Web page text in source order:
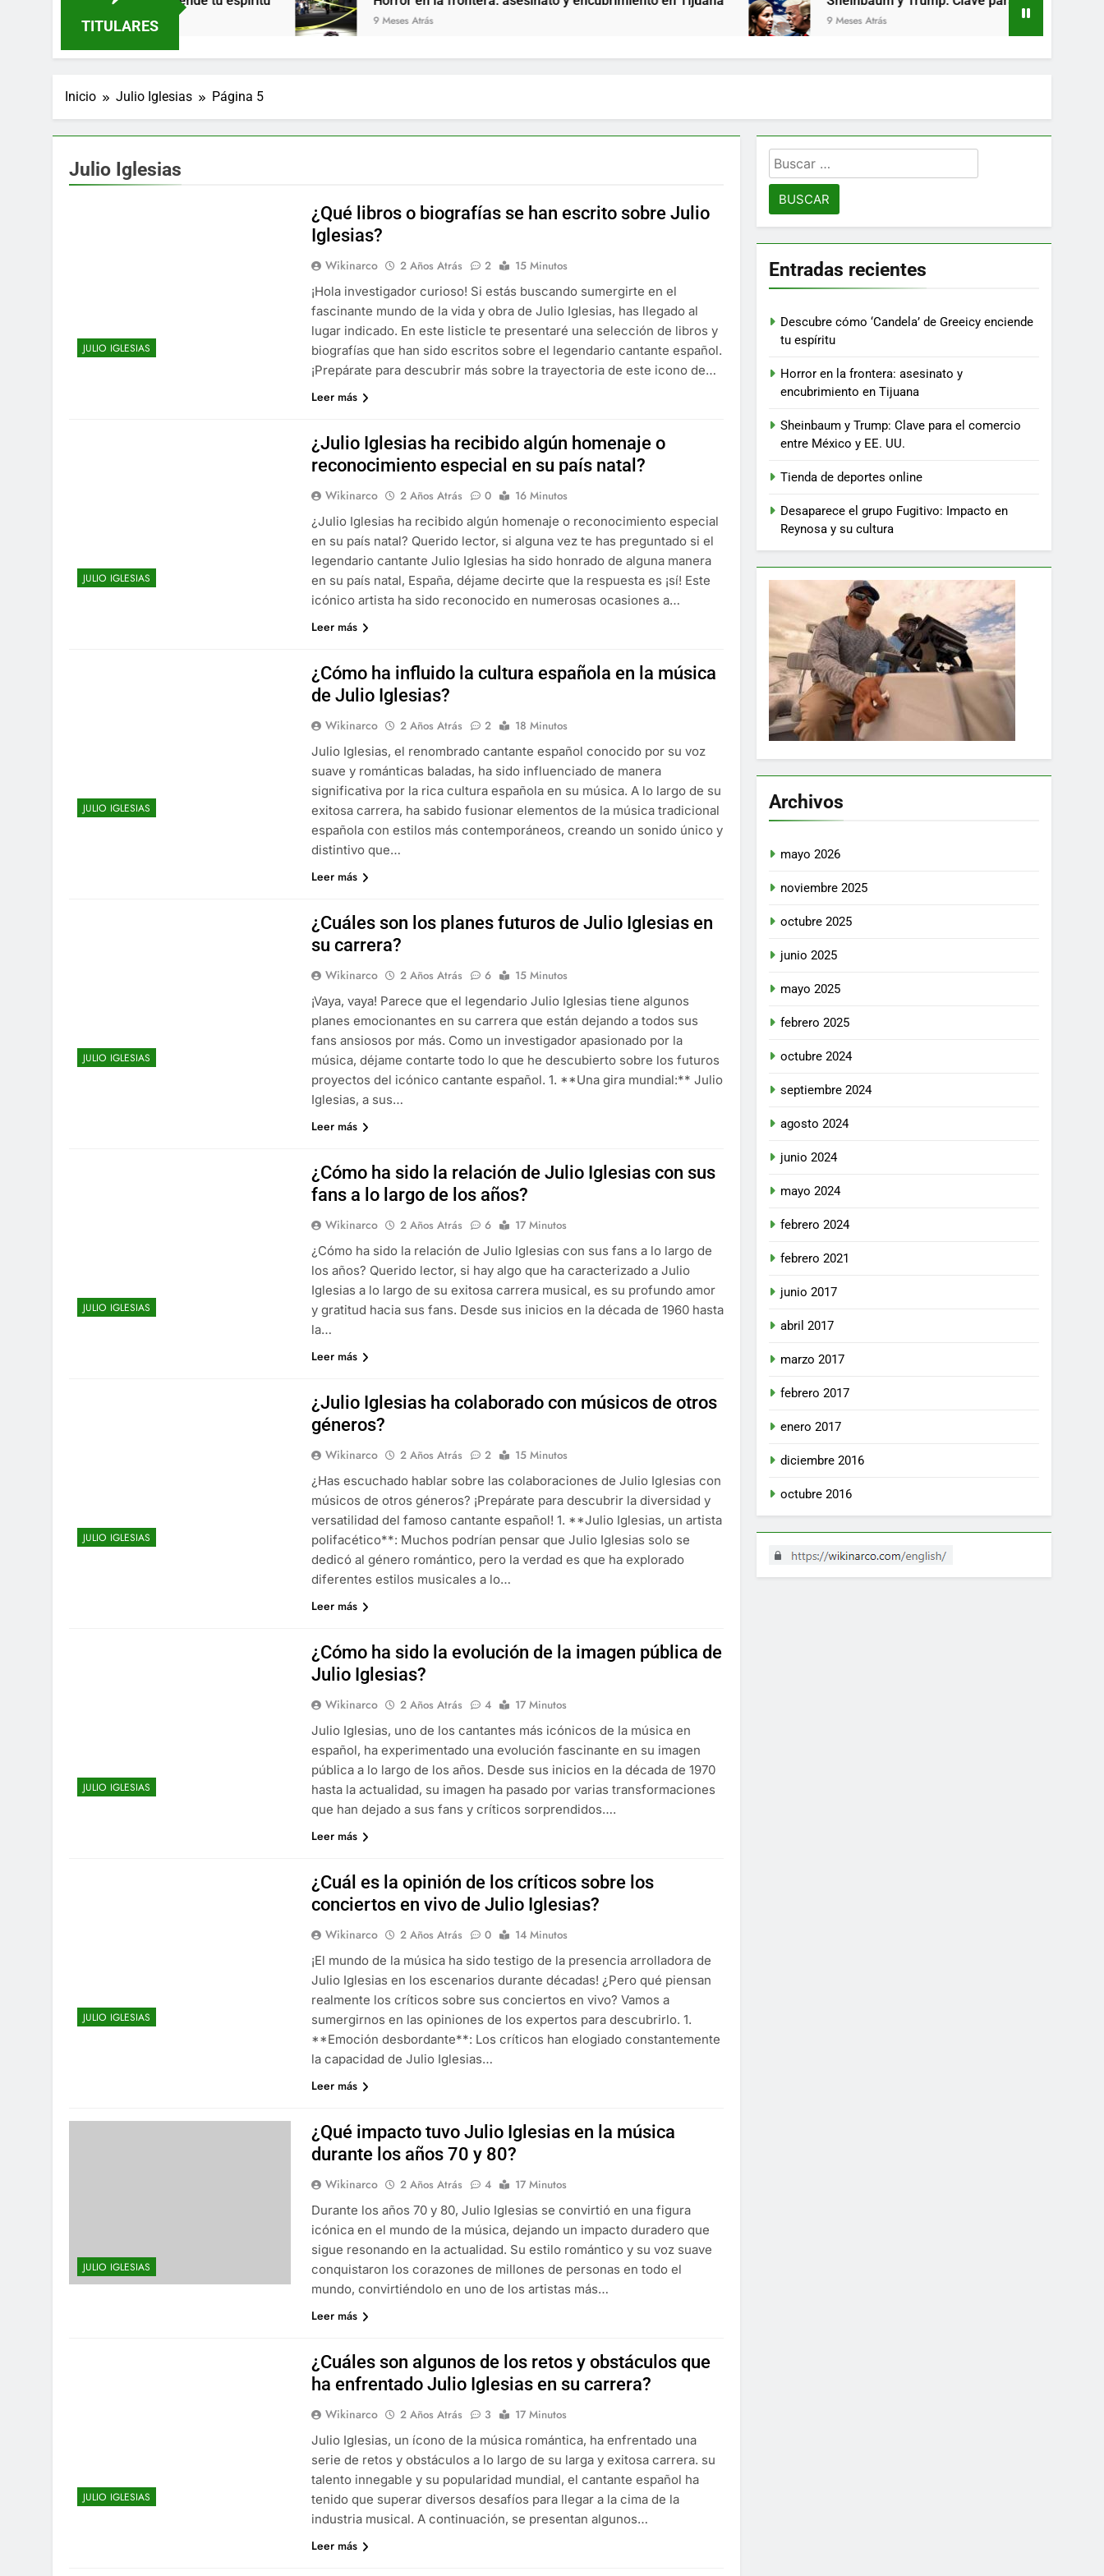
TITULARES 9 Meses Atrás 9 Meses Atrás
Inicio Julio Iglesias Página 5
Julio Iglesias
JULIO IGLESIAS
¿Qué libros o biografías se han escrito sobre Julio
Iglesias?
Wikinarco 2 Años Atrás 2
15 Minutos
¡Hola investigador curioso! Si estás buscando sumergirte en el
fascinante mundo de la vida y obra de Julio Iglesias, has llegado al
lugar indicado. En este listicle te presentaré una selección de libros y
biografías que han sido escritos sobre el legendario cantante español.
¡Prepárate para descubrir más sobre la trayectoria de este icono de…
Leer más
JULIO IGLESIAS
¿Julio Iglesias ha recibido algún homenaje o
reconocimiento especial en su país natal?
Wikinarco 2 Años Atrás 0
16 Minutos
¿Julio Iglesias ha recibido algún homenaje o reconocimiento especial
en su país natal? Querido lector, si alguna vez te has preguntado si el
legendario cantante Julio Iglesias ha sido honrado de alguna manera
en su país natal, España, déjame decirte que la respuesta es ¡sí! Este
icónico artista ha sido reconocido en numerosas ocasiones a…
Leer más
JULIO IGLESIAS
¿Cómo ha influido la cultura española en la música
de Julio Iglesias?
Wikinarco 2 Años Atrás 2
18 Minutos
Julio Iglesias, el renombrado cantante español conocido por su voz
suave y románticas baladas, ha sido influenciado de manera
significativa por la rica cultura española en su música. A lo largo de su
exitosa carrera, ha sabido fusionar elementos de la música tradicional
española con estilos más contemporáneos, creando un sonido único y
distintivo que…
Leer más
JULIO IGLESIAS
¿Cuáles son los planes futuros de Julio Iglesias en
su carrera?
Wikinarco 2 Años Atrás 6
15 Minutos
¡Vaya, vaya! Parece que el legendario Julio Iglesias tiene algunos
planes emocionantes en su carrera que están dejando a todos sus
fans ansiosos por más. Como un investigador apasionado por la
música, déjame contarte todo lo que he descubierto sobre los futuros
proyectos del icónico cantante español. 1. **Una gira mundial:** Julio
Iglesias, a sus…
Leer más
JULIO IGLESIAS
¿Cómo ha sido la relación de Julio Iglesias con sus
fans a lo largo de los años?
Wikinarco 2 Años Atrás 6
17 Minutos
¿Cómo ha sido la relación de Julio Iglesias con sus fans a lo largo de
los años? Querido lector, si hay algo que ha caracterizado a Julio
Iglesias a lo largo de su exitosa carrera musical, es su profundo amor
y gratitud hacia sus fans. Desde sus inicios en la década de 1960 hasta
la…
Leer más
JULIO IGLESIAS
¿Julio Iglesias ha colaborado con músicos de otros
géneros?
Wikinarco 2 Años Atrás 2
15 Minutos
¿Has escuchado hablar sobre las colaboraciones de Julio Iglesias con
músicos de otros géneros? ¡Prepárate para descubrir la diversidad y
versatilidad del famoso cantante español! 1. **Julio Iglesias, un artista
polifacético**: Muchos podrían pensar que Julio Iglesias solo se
dedicó al género romántico, pero la verdad es que ha explorado
diferentes estilos musicales a lo…
Leer más
JULIO IGLESIAS
¿Cómo ha sido la evolución de la imagen pública de
Julio Iglesias?
Wikinarco 2 Años Atrás 4
17 Minutos
Julio Iglesias, uno de los cantantes más icónicos de la música en
español, ha experimentado una evolución fascinante en su imagen
pública a lo largo de los años. Desde sus inicios en la década de 1970
hasta la actualidad, su imagen ha pasado por varias transformaciones
que han dejado a sus fans y críticos sorprendidos….
Leer más
JULIO IGLESIAS
¿Cuál es la opinión de los críticos sobre los
conciertos en vivo de Julio Iglesias?
Wikinarco 2 Años Atrás 0
14 Minutos
¡El mundo de la música ha sido testigo de la presencia arrolladora de
Julio Iglesias en los escenarios durante décadas! ¿Pero qué piensan
realmente los críticos sobre sus conciertos en vivo? Vamos a
sumergirnos en las opiniones de los expertos para descubrirlo. 1.
**Emoción desbordante**: Los críticos han elogiado constantemente
la capacidad de Julio Iglesias…
Leer más
JULIO IGLESIAS
¿Qué impacto tuvo Julio Iglesias en la música
durante los años 70 y 80?
Wikinarco 2 Años Atrás 4
17 Minutos
Durante los años 70 y 80, Julio Iglesias se convirtió en una figura
icónica en el mundo de la música, dejando un impacto duradero que
sigue resonando en la actualidad. Su estilo romántico y su voz suave
conquistaron los corazones de millones de personas en todo el
mundo, convirtiéndolo en uno de los artistas más…
Leer más
JULIO IGLESIAS
¿Cuáles son algunos de los retos y obstáculos que
ha enfrentado Julio Iglesias en su carrera?
Wikinarco 2 Años Atrás 3
17 Minutos
Julio Iglesias, un ícono de la música romántica, ha enfrentado una
serie de retos y obstáculos a lo largo de su larga y exitosa carrera. su
talento innegable y su popularidad mundial, el cantante español ha
tenido que superar diversos desafíos para llegar a la cima de la
industria musical. A continuación, se presentan algunos…
Leer más
Buscar:
Entradas recientes
Descubre cómo ‘Candela’ de Greeicy enciende
tu espíritu
Horror en la frontera: asesinato y
encubrimiento en Tijuana
Sheinbaum y Trump: Clave para el comercio
entre México y EE. UU.
Tienda de deportes online
Desaparece el grupo Fugitivo: Impacto en
Reynosa y su cultura
Archivos
mayo 2026
noviembre 2025
octubre 2025
junio 2025
mayo 2025
febrero 2025
octubre 2024
septiembre 2024
agosto 2024
junio 2024
mayo 2024
febrero 2024
febrero 2021
junio 2017
abril 2017
marzo 2017
febrero 2017
enero 2017
diciembre 2016
octubre 2016